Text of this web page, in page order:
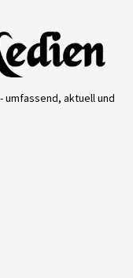
umfassend, aktuell und